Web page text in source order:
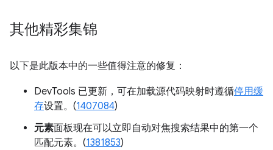
其他精彩集锦
以下是此版本中的一些值得注意的修复：
DevTools 已更新，可在加载源代码映射时遵循停用缓
存设置。(1407084)
元素面板现在可以立即自动对焦搜索结果中的第一个
匹配元素。(1381853)